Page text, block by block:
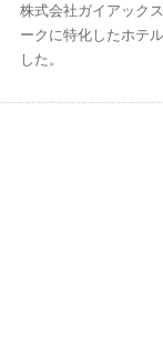
株式会社ガイアック
ークに特化したホテ
した。